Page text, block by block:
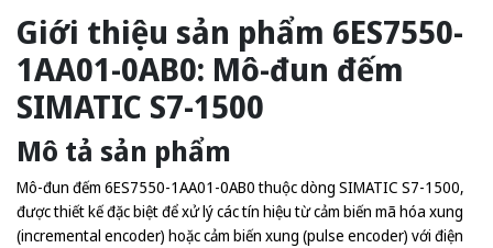
Giới thiệu sản phẩm 6ES7550-
1AA01-0AB0: Mô-đun đếm
SIMATIC S7-1500
Mô tả sản phẩm
Mô-đun đếm 6ES7550-1AA01-0AB0 thuộc dòng SIMATIC S7-1500,
được thiết kế đặc biệt để xử lý các tín hiệu từ cảm biến mã hóa xung
(incremental encoder) hoặc cảm biến xung (pulse encoder) với điện